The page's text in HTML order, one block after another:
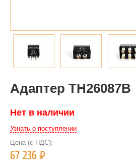
Адаптер TH26087B
Нет в наличии
Узнать о поступлении
Цена (с НДС):
67 236Р